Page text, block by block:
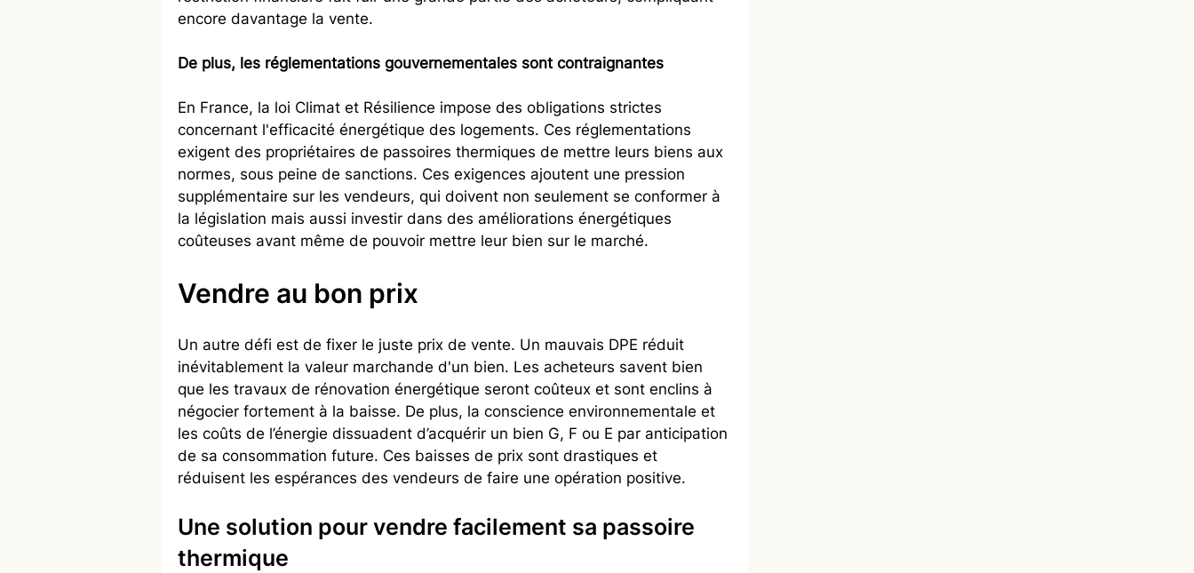
encore davantage la vente.
De plus, les réglementations gouvernementales sont contraignantes
En France, la loi Climat et Résilience impose des obligations strictes
concernant l'efficacité énergétique des logements. Ces réglementations
exigent des propriétaires de passoires thermiques de mettre leurs biens aux
normes, sous peine de sanctions. Ces exigences ajoutent une pression
supplémentaire sur les vendeurs, qui doivent non seulement se conformer à
la législation mais aussi investir dans des améliorations énergétiques
coûteuses avant même de pouvoir mettre leur bien sur le marché.
Vendre au bon prix
Un autre défi est de fixer le juste prix de vente. Un mauvais DPE réduit
inévitablement la valeur marchande d'un bien. Les acheteurs savent bien
que les travaux de rénovation énergétique seront coûteux et sont enclins à
négocier fortement à la baisse. De plus, la conscience environnementale et
les coûts de l’énergie dissuadent d’acquérir un bien G, F ou E par anticipation
de sa consommation future. Ces baisses de prix sont drastiques et
réduisent les espérances des vendeurs de faire une opération positive.
Une solution pour vendre facilement sa passoire
thermique